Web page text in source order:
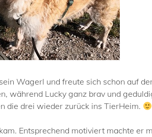
Wagerl und freute sich schon auf
während Lucky ganz brav und
die drei wieder zurück ins TierHeim.
Entsprechend motiviert machte er